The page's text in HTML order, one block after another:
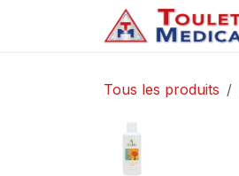
Se rendre au contenu
Tous les produits